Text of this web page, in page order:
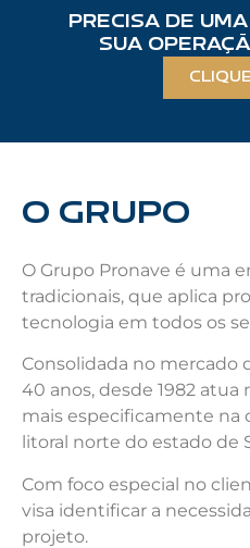
PRECISA DE
SUA
O GRUPO
O Grupo Pronave é uma
tradicionais, que aplica
tecnologia em todos os
Consolidada no mercado
40 anos, desde 1982 atua
mais especificamente na
litoral norte do estado de
Com foco especial no
visa identificar a
projeto.